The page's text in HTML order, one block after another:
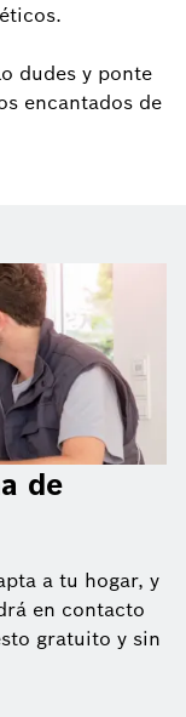
dudes y ponte
encantados de
de
a tu hogar, y
en contacto
gratuito y sin